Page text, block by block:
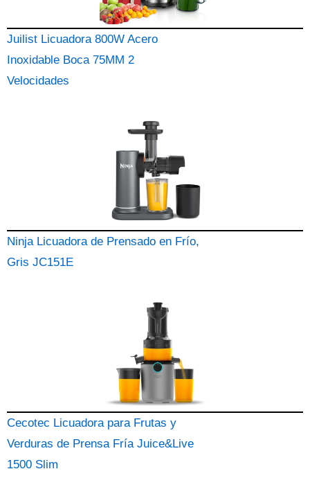
Juilist Licuadora 800W Acero
Inoxidable Boca 75MM 2
Velocidades
Ninja Licuadora de Prensado en Frío,
Gris JC151E
Cecotec Licuadora para Frutas y
Verduras de Prensa Fría Juice&Live
1500 Slim